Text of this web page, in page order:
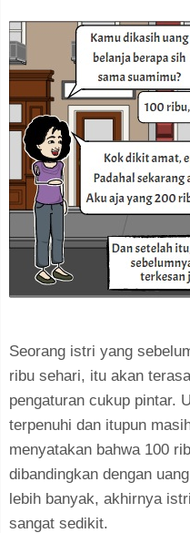
Seorang istri yang
ribu sehari, itu akan
pengaturan cukup pintar.
terpenuhi dan itupun
menyatakan bahwa 100
dibandingkan dengan
lebih banyak, akhirnya
sangat sedikit.